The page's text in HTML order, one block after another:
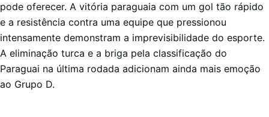
pode oferecer. A vitória paraguaia com um gol tão rápido
e a resistência contra uma equipe que pressionou
intensamente demonstram a imprevisibilidade do esporte.
A eliminação turca e a briga pela classificação do
Paraguai na última rodada adicionam ainda mais emoção
ao Grupo D.